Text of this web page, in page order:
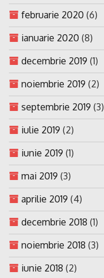
februarie 2020 (6)
ianuarie 2020 (8)
decembrie 2019 (1)
noiembrie 2019 (2)
septembrie 2019 (3)
iulie 2019 (2)
iunie 2019 (1)
mai 2019 (3)
aprilie 2019 (4)
decembrie 2018 (1)
noiembrie 2018 (3)
iunie 2018 (2)